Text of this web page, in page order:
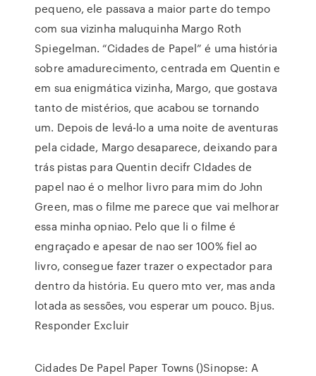
pequeno, ele passava a maior parte do tempo
com sua vizinha maluquinha Margo Roth
Spiegelman. “Cidades de Papel” é uma história
sobre amadurecimento, centrada em Quentin e
em sua enigmática vizinha, Margo, que gostava
tanto de mistérios, que acabou se tornando
um. Depois de levá-lo a uma noite de aventuras
pela cidade, Margo desaparece, deixando para
trás pistas para Quentin decifr CIdades de
papel nao é o melhor livro para mim do John
Green, mas o filme me parece que vai melhorar
essa minha opniao. Pelo que li o filme é
engraçado e apesar de nao ser 100% fiel ao
livro, consegue fazer trazer o expectador para
dentro da história. Eu quero mto ver, mas anda
lotada as sessões, vou esperar um pouco. Bjus.
Responder Excluir
Cidades De Papel Paper Towns ()Sinopse: A